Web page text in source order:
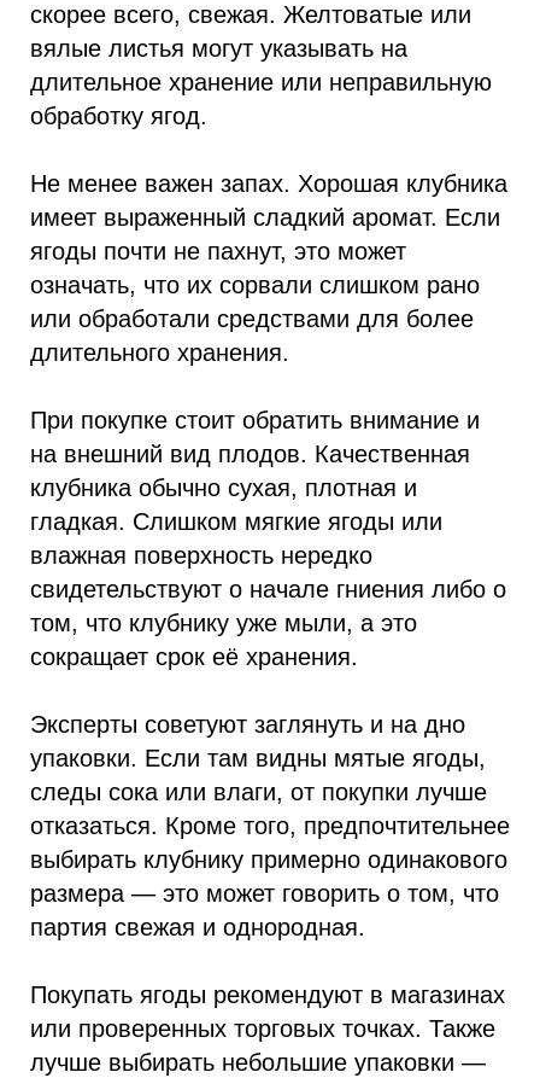
скорее всего, свежая. Желтоватые или
вялые листья могут указывать на
длительное хранение или неправильную
обработку ягод.
Не менее важен запах. Хорошая клубника
имеет выраженный сладкий аромат. Если
ягоды почти не пахнут, это может
означать, что их сорвали слишком рано
или обработали средствами для более
длительного хранения.
При покупке стоит обратить внимание и
на внешний вид плодов. Качественная
клубника обычно сухая, плотная и
гладкая. Слишком мягкие ягоды или
влажная поверхность нередко
свидетельствуют о начале гниения либо о
том, что клубнику уже мыли, а это
сокращает срок её хранения.
Эксперты советуют заглянуть и на дно
упаковки. Если там видны мятые ягоды,
следы сока или влаги, от покупки лучше
отказаться. Кроме того, предпочтительнее
выбирать клубнику примерно одинакового
размера — это может говорить о том, что
партия свежая и однородная.
Покупать ягоды рекомендуют в магазинах
или проверенных торговых точках. Также
лучше выбирать небольшие упаковки —